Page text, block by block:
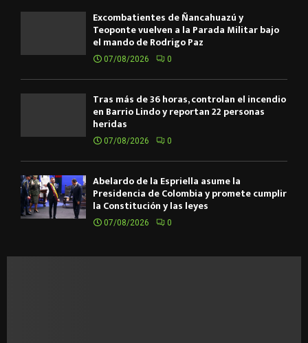
Excombatientes de Ñancahuazú y
Teoponte vuelven a la Parada Militar bajo
el mando de Rodrigo Paz
07/08/2026 0
Tras más de 36 horas, controlan el incendio
en Barrio Lindo y reportan 22 personas
heridas
07/08/2026 0
Abelardo de la Espriella asume la
Presidencia de Colombia y promete cumplir
la Constitución y las leyes
07/08/2026 0